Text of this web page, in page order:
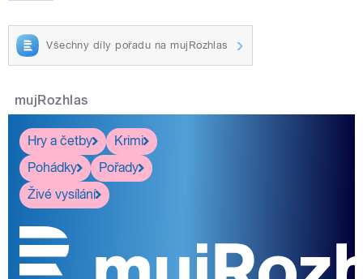
Všechny díly pořadu na mujRozhlas
mujRozhlas
Hry a četby
Krimi
Pohádky
Pořady
Živé vysílání